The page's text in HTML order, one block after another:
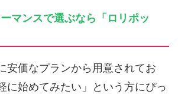
マンスで選ぶなら「ロリポッ
安価なプランから用意されてお
に始めてみたい」という方にぴっ